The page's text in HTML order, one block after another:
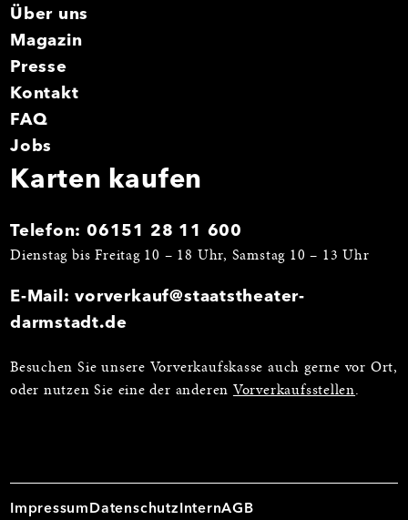
Über uns
Magazin
Presse
Kontakt
FAQ
Jobs
Karten kaufen
Telefon:06151 28 11 600
Dienstag bis Freitag 10 – 18 Uhr, Samstag 10 – 13 Uhr
E-Mail:vorverkauf@staatstheater-
darmstadt.de
Besuchen Sie unsere Vorverkaufskasse auch gerne vor Ort,
oder nutzen Sie eine der anderen Vorverkaufsstellen.
Impressum Datenschutz InternAGB